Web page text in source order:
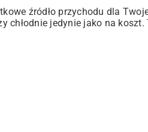
źródło przychodu dla
chłodnie jedynie jako na koszt.